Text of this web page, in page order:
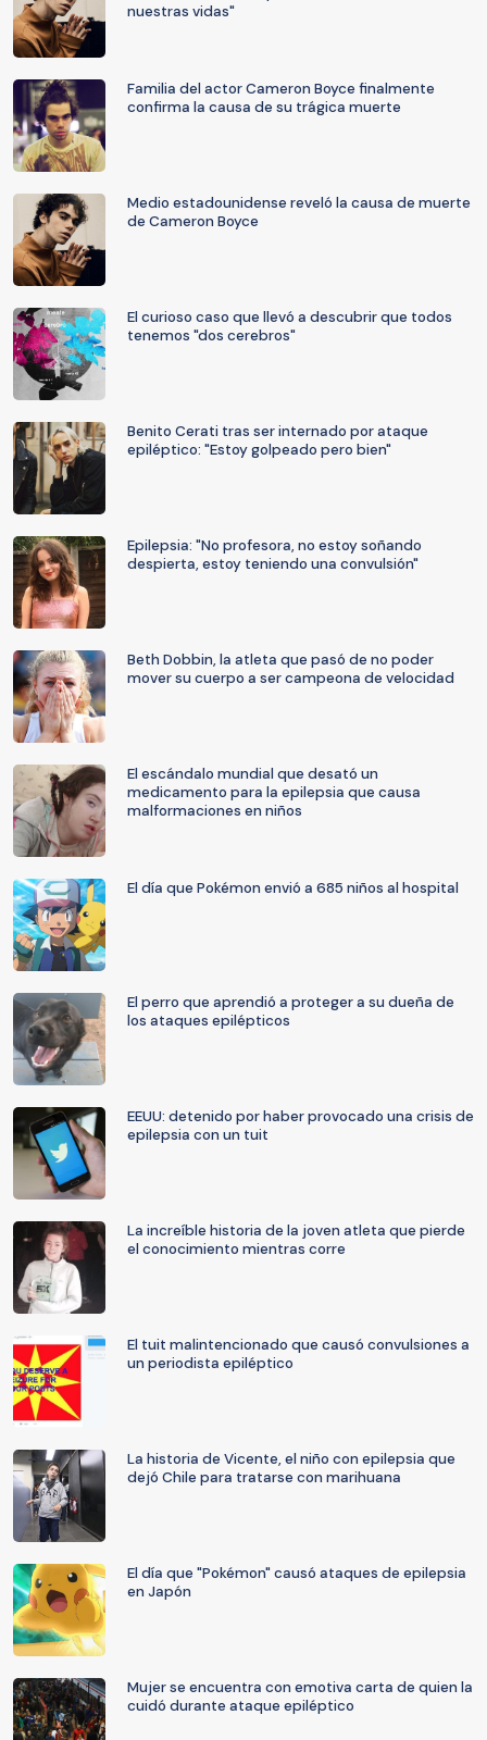
nuestras vidas"
Familia del actor Cameron Boyce finalmente
confirma la causa de su trágica muerte
Medio estadounidense reveló la causa de muerte
de Cameron Boyce
El curioso caso que llevó a descubrir que todos
tenemos "dos cerebros"
Benito Cerati tras ser internado por ataque
epiléptico: "Estoy golpeado pero bien"
Epilepsia: "No profesora, no estoy soñando
despierta, estoy teniendo una convulsión"
Beth Dobbin, la atleta que pasó de no poder
mover su cuerpo a ser campeona de velocidad
El escándalo mundial que desató un
medicamento para la epilepsia que causa
malformaciones en niños
El día que Pokémon envió a 685 niños al hospital
El perro que aprendió a proteger a su dueña de
los ataques epilépticos
EEUU: detenido por haber provocado una crisis de
epilepsia con un tuit
La increíble historia de la joven atleta que pierde
el conocimiento mientras corre
El tuit malintencionado que causó convulsiones a
un periodista epiléptico
La historia de Vicente, el niño con epilepsia que
dejó Chile para tratarse con marihuana
El día que "Pokémon" causó ataques de epilepsia
en Japón
Mujer se encuentra con emotiva carta de quien la
cuidó durante ataque epiléptico